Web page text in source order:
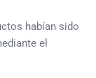
habían sido
el